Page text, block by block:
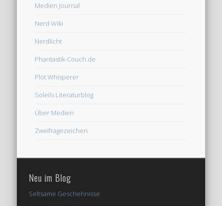
Medien Journal
Nerd Wiki
Nerdlicht
Phantastik-Couch.de
Plot Whisperer
Soleils Literaturblog
Über Medien
Zweifragezeichen
Neu im Blog
Seltsame Geschehnisse